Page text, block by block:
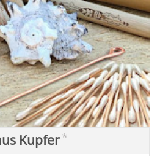
Kupfer*